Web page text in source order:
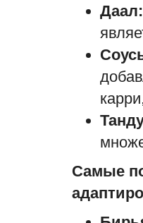
Даал:
Самые